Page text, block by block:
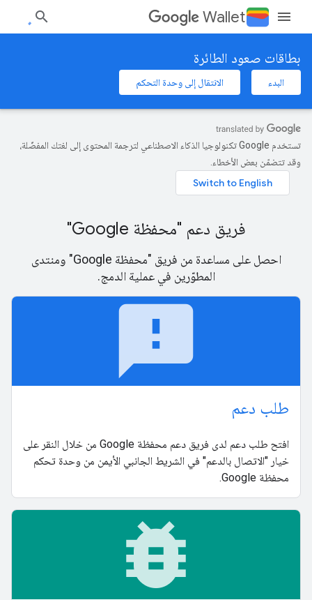
Wallet
بطاقات صعود الطائرة
البدء الانتقال إلى وحدة التحكم
تستخدم Google تكنولوجيا الذكاء الاصطناعي لترجمة المحتوى إلى لغتك المفضّلة،
وقد تتضمّن بعض الأخطاء.
فريق دعم "محفظة Google"
احصل على مساعدة من فريق "محفظة Google" ومنتدى
المطوّرين في عملية الدمج.
feedback
طلب دعم
افتح طلب دعم لدى فريق دعم محفظة Google من خلال النقر على
خيار "الاتصال بالدعم" في الشريط الجانبي الأيمن من وحدة تحكم
محفظة Google.
bug_report